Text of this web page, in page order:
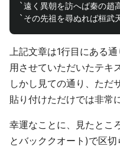
`遠く異朝を訪へば秦の趙
上記文章は1行目にある通
用させていただいたテキ
しかし見ての通り、ただ
貼り付けただけでは非常
幸運なことに、見たとこ
とバッククオート)で区切